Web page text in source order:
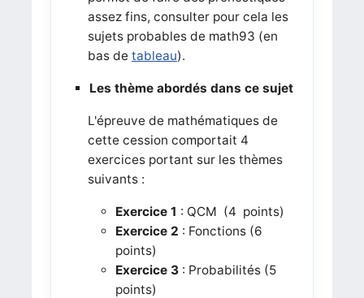
assez fins, consulter pour cela les
sujets probables de math93 (en
bas de tableau).
Les thème abordés dans ce sujet
L'épreuve de mathématiques de
cette cession comportait 4
exercices portant sur les thèmes
suivants :
Exercice 1 : QCM (4 points)
Exercice 2 : Fonctions (6
points)
Exercice 3: Probabilités (5
points)